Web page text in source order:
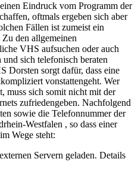
Eindruck vom Programm der
oftmals ergeben sich aber
Fällen ist zumeist ein
den allgemeinen
VHS aufsuchen oder auch
sich telefonisch beraten
Dorsten sorgt dafür, dass eine
vonstattengeht. Wer
muss sich somit nicht mit der
zufriedengeben. Nachfolgend
sowie die Telefonnummer der
Westfalen , so dass einer
Wege steht:
Servern geladen. Details